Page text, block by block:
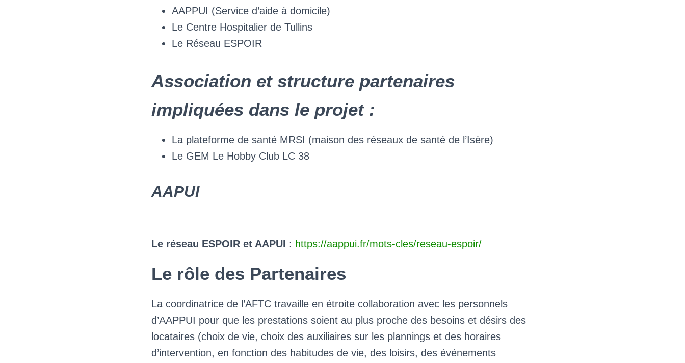
AAPPUI (Service d’aide à domicile)
Le Centre Hospitalier de Tullins
Le Réseau ESPOIR
Association et structure partenaires
impliquées dans le projet :
La plateforme de santé MRSI (maison des réseaux de santé de l’Isère)
Le GEM Le Hobby Club LC 38
AAPUI
Le réseau ESPOIR et AAPUI : https://aappui.fr/mots-cles/reseau-espoir/
Le rôle des Partenaires
La coordinatrice de l’AFTC travaille en étroite collaboration avec les personnels
d’AAPPUI pour que les prestations soient au plus proche des besoins et désirs des
locataires (choix de vie, choix des auxiliaires sur les plannings et des horaires
d’intervention, en fonction des habitudes de vie, des loisirs, des événements